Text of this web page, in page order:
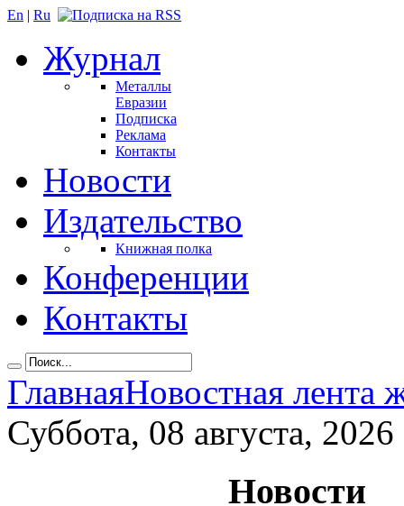
En | Ru
Журнал
Металлы
Евразии
Подписка
Реклама
Контакты
Новости
Издательство
Книжная полка
Конференции
Контакты
ГлавнаяНовостная лента
Суббота, 08 августа, 2026
Новости